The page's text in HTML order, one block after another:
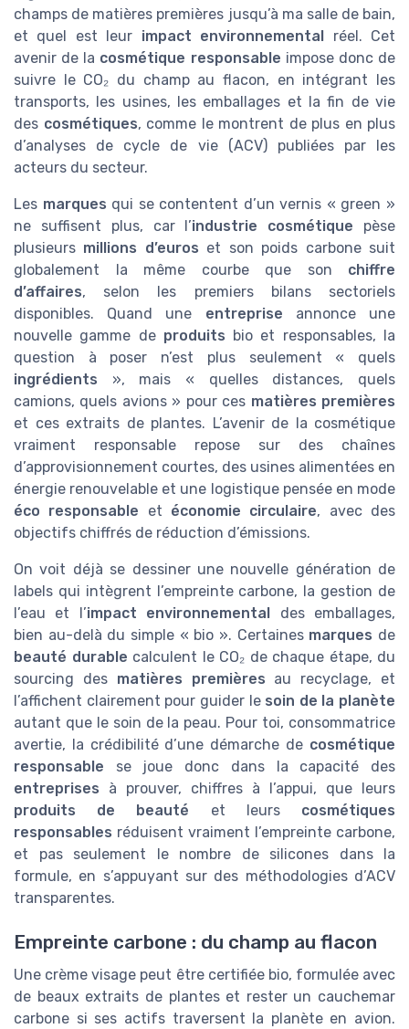
champs de matières premières jusqu’à ma salle de bain,
et quel est leur impact environnemental réel. Cet
avenir de la cosmétique responsable impose donc de
suivre le CO₂ du champ au flacon, en intégrant les
transports, les usines, les emballages et la fin de vie
des cosmétiques, comme le montrent de plus en plus
d’analyses de cycle de vie (ACV) publiées par les
acteurs du secteur.
Les marques qui se contentent d’un vernis « green »
ne suffisent plus, car l’industrie cosmétique pèse
plusieurs millions d’euros et son poids carbone suit
globalement la même courbe que son chiffre
d’affaires, selon les premiers bilans sectoriels
disponibles. Quand une entreprise annonce une
nouvelle gamme de produits bio et responsables, la
question à poser n’est plus seulement « quels
ingrédients », mais « quelles distances, quels
camions, quels avions » pour ces matières premières
et ces extraits de plantes. L’avenir de la cosmétique
vraiment responsable repose sur des chaînes
d’approvisionnement courtes, des usines alimentées en
énergie renouvelable et une logistique pensée en mode
éco responsable et économie circulaire, avec des
objectifs chiffrés de réduction d’émissions.
On voit déjà se dessiner une nouvelle génération de
labels qui intègrent l’empreinte carbone, la gestion de
l’eau et l’impact environnemental des emballages,
bien au-delà du simple « bio ». Certaines marques de
beauté durable calculent le CO₂ de chaque étape, du
sourcing des matières premières au recyclage, et
l’affichent clairement pour guider le soin de la planète
autant que le soin de la peau. Pour toi, consommatrice
avertie, la crédibilité d’une démarche de cosmétique
responsable se joue donc dans la capacité des
entreprises à prouver, chiffres à l’appui, que leurs
produits de beauté et leurs cosmétiques
responsables réduisent vraiment l’empreinte carbone,
et pas seulement le nombre de silicones dans la
formule, en s’appuyant sur des méthodologies d’ACV
transparentes.
Empreinte carbone : du champ au flacon
Une crème visage peut être certifiée bio, formulée avec
de beaux extraits de plantes et rester un cauchemar
carbone si ses actifs traversent la planète en avion.